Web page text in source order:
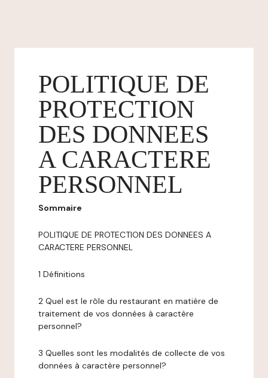
POLITIQUE DE
PROTECTION
DES DONNEES
A CARACTERE
PERSONNEL
Sommaire
POLITIQUE DE PROTECTION DES DONNEES A
CARACTERE PERSONNEL
1 Définitions
2 Quel est le rôle du restaurant en matière de
traitement de vos données à caractère
personnel?
3 Quelles sont les modalités de collecte de vos
données à caractère personnel?